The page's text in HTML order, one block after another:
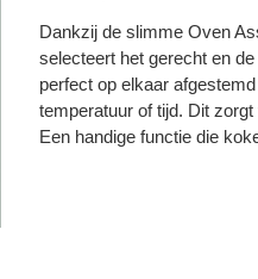
Dankzij de slimme Oven
selecteert het gerecht en
perfect op elkaar
temperatuur of tijd. Dit
Een handige functie die